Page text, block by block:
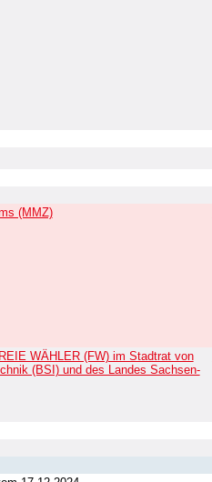
(MMZ)
WÄHLER (FW) im Stadtrat von
(BSI) und des Landes Sachsen-